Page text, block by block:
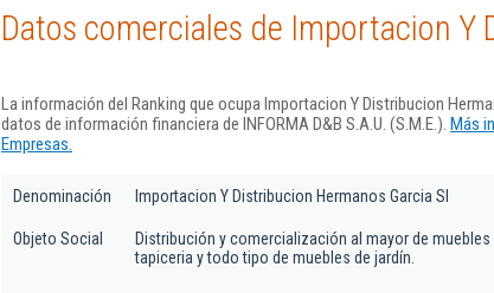
Datos comerciales de Importacion Y
La información del Ranking que ocupa Importacion Y Distribucion
datos de información financiera de INFORMA D&B S.A.U. (S.M.E.). Más
Empresas.
Denominación Importacion Y Distribucion Hermanos Garcia Sl
Objeto Social
Distribución y comercialización al mayor de
tapiceria y todo tipo de muebles de jardín.